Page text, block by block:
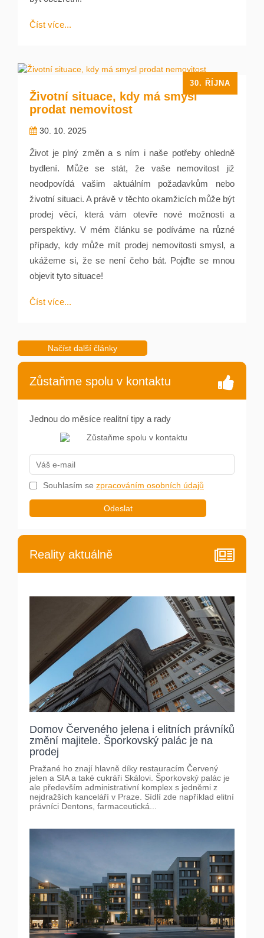
Číst více...
30. ŘÍJNA
Životní situace, kdy má smysl
prodat nemovitost
30. 10. 2025
Život je plný změn a s ním i naše potřeby ohledně
bydlení. Může se stát, že vaše nemovitost již
neodpovídá vašim aktuálním požadavkům nebo
životní situaci. A právě v těchto okamžicích může být
prodej věcí, která vám otevře nové možnosti a
perspektivy. V mém článku se podíváme na různé
případy, kdy může mít prodej nemovitosti smysl, a
ukážeme si, že se není čeho bát. Pojďte se mnou
objevit tyto situace!
Číst více...
Zůstaňme spolu v kontaktu
Jednou do měsíce realitní tipy a rady
Souhlasím se zpracováním osobních údajů
Odeslat
Reality aktuálně
Domov Červeného jelena i elitních právníků
změní majitele. Šporkovský palác je na
prodej
Pražané ho znají hlavně díky restauracím Červený
jelen a SIA a také cukráři Skálovi. Šporkovský palác je
ale především administrativní komplex s jedněmi z
nejdražších kanceláří v Praze. Sídlí zde například elitní
právníci Dentons, farmaceutická...